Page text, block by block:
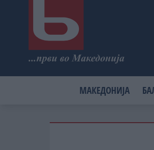
МАКЕДОНИЈА